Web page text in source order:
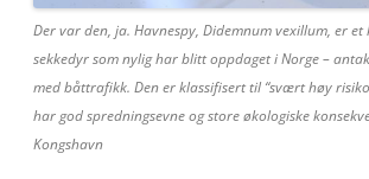
Der var den, ja. Havnespy, Didemnum vexillum, er
sekkedyr som nylig har blitt oppdaget i Norge –
med båttrafikk. Den er klassifisert til “svært høy
har god spredningsevne og store økologiske
Kongshavn